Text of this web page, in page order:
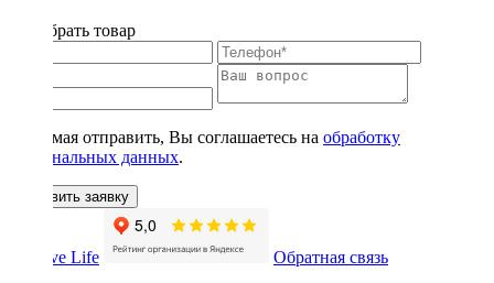
Подобрать товар
Нажимая отправить, Вы соглашаетесь на обработку
персональных данных.
Оставить заявку
Обратная связь